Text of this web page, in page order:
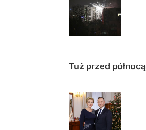
Tuż przed